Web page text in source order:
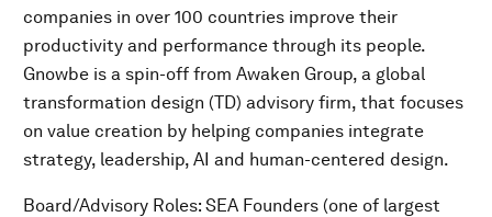
companies in over 100 countries improve their
productivity and performance through its people.
Gnowbe is a spin-off from Awaken Group, a global
transformation design (TD) advisory firm, that focuses
on value creation by helping companies integrate
strategy, leadership, AI and human-centered design.
Board/Advisory Roles: SEA Founders (one of largest